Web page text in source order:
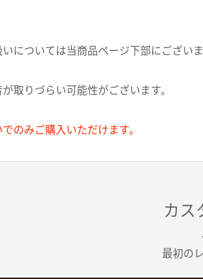
については当商品ページ下部にございま
取りづらい可能性がございます。
のみご購入いただけます。
カス
最初の